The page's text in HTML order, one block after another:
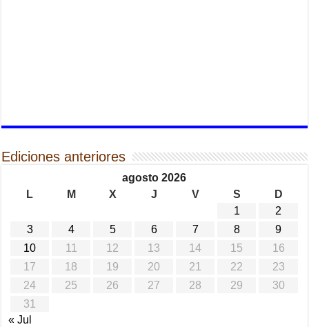
Ediciones anteriores
agosto 2026
L
M X J V S
D
1
2
3
4 5 6 7 8
9
10
11 12 13 14 15
16
17
18 19 20 21 22
23
24
25 26 27 28 29
30
31
« Jul